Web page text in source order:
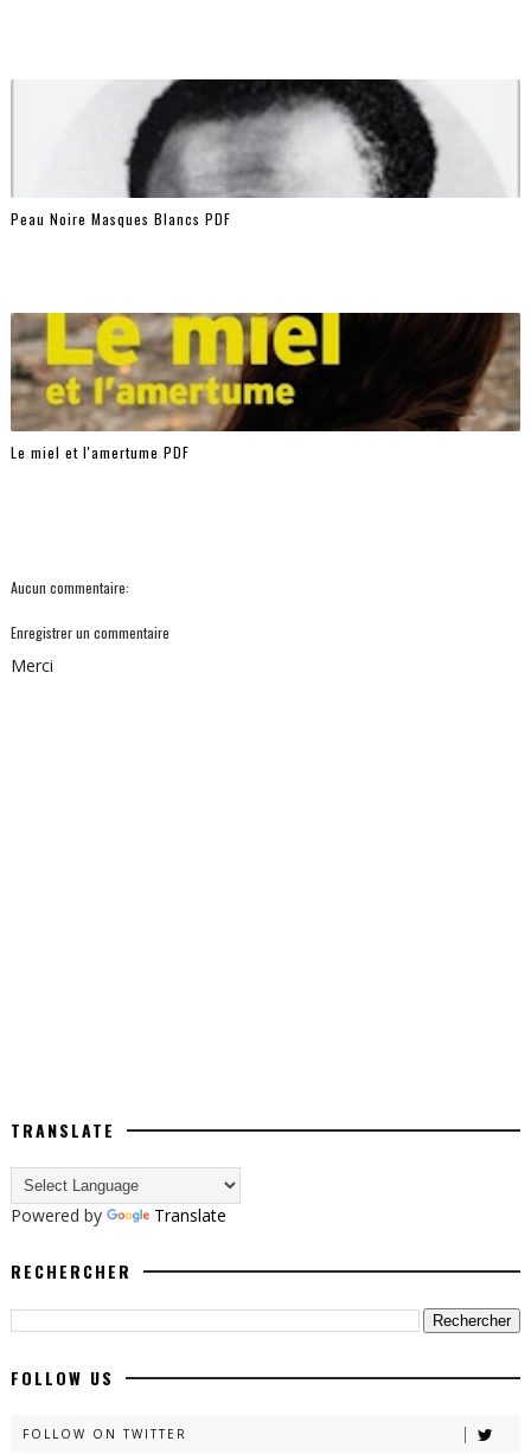
Peau Noire Masques Blancs PDF
Le miel et l'amertume PDF
Aucun commentaire:
Enregistrer un commentaire
Merci
TRANSLATE
Powered by Translate
RECHERCHER
FOLLOW US
FOLLOW ON TWITTER